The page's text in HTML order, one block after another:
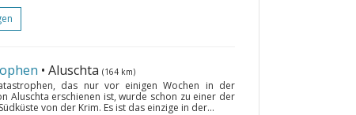
• Aluschta (164 km)
das nur vor einigen Wochen in der
Aluschta erschienen ist, wurde schon zu einer der
von der Krim. Es ist das einzige in der...